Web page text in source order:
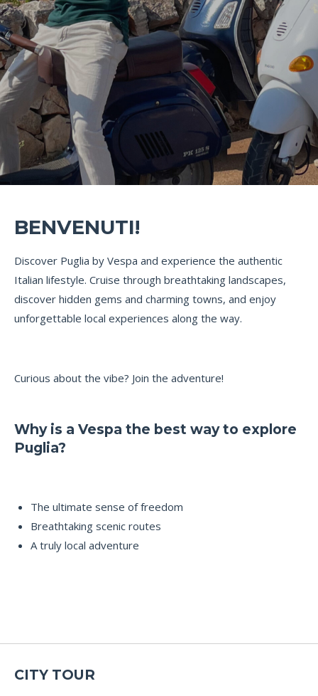
BENVENUTI!
Discover Puglia by Vespa and experience the authentic
Italian lifestyle. Cruise through breathtaking landscapes,
discover hidden gems and charming towns, and enjoy
unforgettable local experiences along the way.
Curious about the vibe? Join the adventure!
Why is a Vespa the best way to explore
Puglia?
The ultimate sense of freedom
Breathtaking scenic routes
A truly local adventure
CITY TOUR